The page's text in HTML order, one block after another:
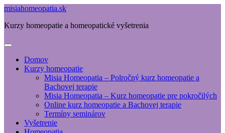
misiahomeopatia.sk
Kurzy homeopatie a homeopatické vyšetrenia
Domov
Kurzy homeopatie
Misia Homeopatia – Polročný kurz homeopatie a
Bachovej terapie
Misia Homeopatia – Kurz homeopatie pre pokročilých
Online kurz homeopatie a Bachovej terapie
Termíny seminárov
Vyšetrenie